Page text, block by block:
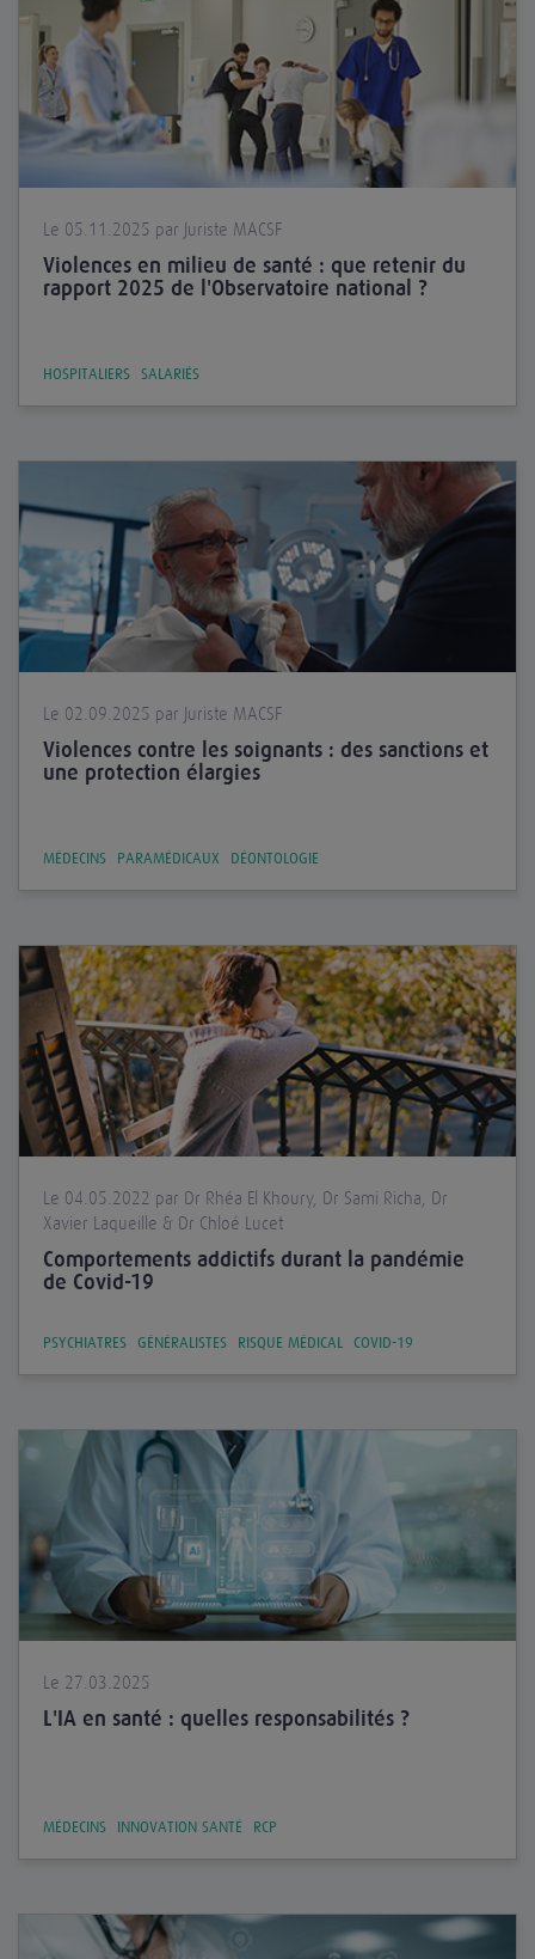
Le 05.11.2025 par Juriste MACSF
Violences en milieu de santé : que retenir du
rapport 2025 de l'Observatoire national ?
HOSPITALIERS SALARIÉS
Le 02.09.2025 par Juriste MACSF
Violences contre les soignants : des sanctions et
une protection élargies
MÉDECINS PARAMÉDICAUX DÉONTOLOGIE
Le 04.05.2022 par Dr Rhéa El Khoury, Dr Sami Richa, Dr
Xavier Laqueille & Dr Chloé Lucet
Comportements addictifs durant la pandémie
de Covid-19
PSYCHIATRES GÉNÉRALISTES RISQUE MÉDICAL COVID-19
Le 27.03.2025
L'IA en santé : quelles responsabilités ?
MÉDECINS INNOVATION SANTÉ RCP